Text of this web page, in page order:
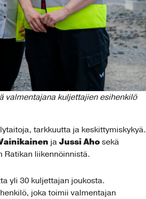
valmentajana kuljettajien esihenkilö
tarkkuutta ja keskittymiskykyä.
ja Jussi Aho sekä
Ratikan liikennöinnistä.
yli 30 kuljettajan joukosta.
joka toimii valmentajan